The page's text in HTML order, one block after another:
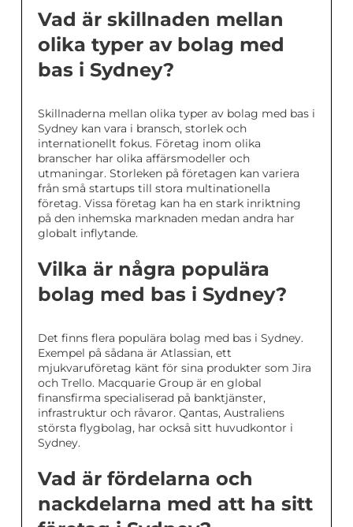
Vad är skillnaden mellan
olika typer av bolag med
bas i Sydney?
Skillnaderna mellan olika typer av bolag med bas i
Sydney kan vara i bransch, storlek och
internationellt fokus. Företag inom olika
branscher har olika affärsmodeller och
utmaningar. Storleken på företagen kan variera
från små startups till stora multinationella
företag. Vissa företag kan ha en stark inriktning
på den inhemska marknaden medan andra har
globalt inflytande.
Vilka är några populära
bolag med bas i Sydney?
Det finns flera populära bolag med bas i Sydney.
Exempel på sådana är Atlassian, ett
mjukvaruföretag känt för sina produkter som Jira
och Trello. Macquarie Group är en global
finansfirma specialiserad på banktjänster,
infrastruktur och råvaror. Qantas, Australiens
största flygbolag, har också sitt huvudkontor i
Sydney.
Vad är fördelarna och
nackdelarna med att ha sitt